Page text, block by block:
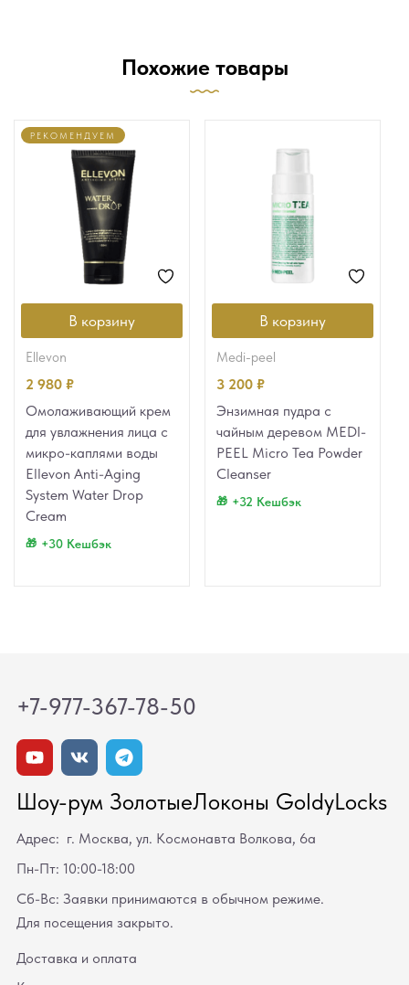
Похожие товары
В корзину
РЕКОМЕНДУЕМ
ellevon
2 980 ₽
Омолаживающий крем
для увлажнения лица с
микро-каплями воды
Ellevon Anti-Aging
System Water Drop
Cream
+30 Кешбэк
В корзину
medi-peel
3 200 ₽
Энзимная пудра с
чайным деревом MEDI-
PEEL Micro Tea Powder
Cleanser
+32 Кешбэк
+7-977-367-78-50
Шоу-рум ЗолотыеЛоконы GoldyLocks
Адрес: г. Москва, ул. Космонавта Волкова, 6а
Пн-Пт: 10:00-18:00
Сб-Вс: Заявки принимаются в обычном режиме.
Для посещения закрыто.
Доставка и оплата